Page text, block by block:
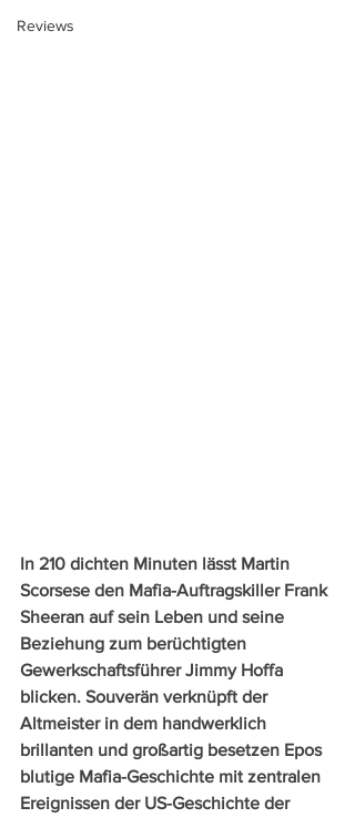
Reviews
In 210 dichten Minuten lässt Martin
Scorsese den Mafia-Auftragskiller Frank
Sheeran auf sein Leben und seine
Beziehung zum berüchtigten
Gewerkschaftsführer Jimmy Hoffa
blicken. Souverän verknüpft der
Altmeister in dem handwerklich
brillanten und großartig besetzen Epos
blutige Mafia-Geschichte mit zentralen
Ereignissen der US-Geschichte der